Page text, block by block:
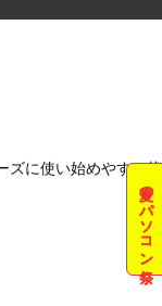
夏のパソコン祭
に使い始めやすい